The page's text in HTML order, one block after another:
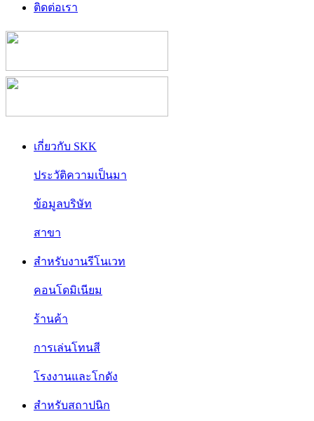
ติดต่อเรา
เกี่ยวกับ SKK
ประวัติความเป็นมา
ข้อมูลบริษัท
สาขา
สำหรับงานรีโนเวท
คอนโดมิเนียม
ร้านค้า
การเล่นโทนสี
โรงงานและโกดัง
สำหรับสถาปนิก